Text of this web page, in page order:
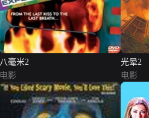
八毫米2
电影
光晕2
电影